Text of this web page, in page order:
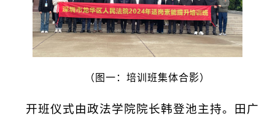
（图一：培训班集体合影）
开班仪式由政法学院院长韩登池主持。田广